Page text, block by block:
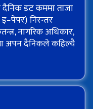
डट कममा ताजा
निरन्तर
नागरिक अधिकार,
अपन दैनिकले कहिल्यै